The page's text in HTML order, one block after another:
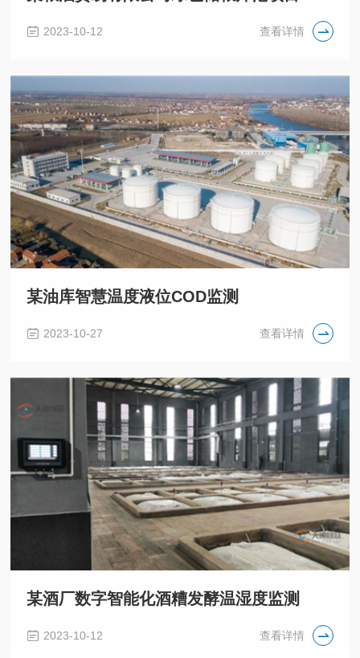
2023-10-12 查看详情
某油库智慧温度液位COD监测
2023-10-27 查看详情
某酒厂数字智能化酒糟发酵温湿度监测
2023-10-12 查看详情